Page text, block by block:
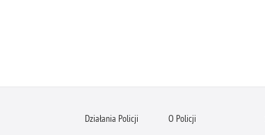
Działania Policji O Policji